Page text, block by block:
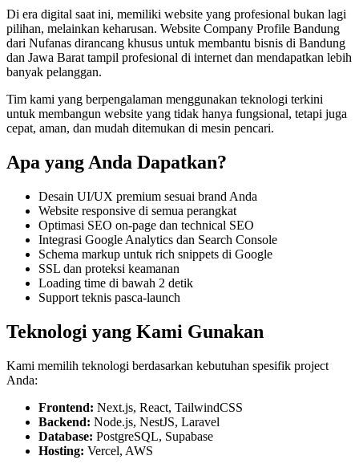
Di era digital saat ini, memiliki website yang profesional bukan lagi
pilihan, melainkan keharusan. Website Company Profile Bandung
dari Nufanas dirancang khusus untuk membantu bisnis di Bandung
dan Jawa Barattampil profesional di internet dan mendapatkan lebih
banyak pelanggan.
Tim kami yang berpengalaman menggunakan teknologi terkini
untuk membangun website yang tidak hanya fungsional, tetapi juga
cepat, aman, dan mudah ditemukan di mesin pencari.
Apa yang Anda Dapatkan?
Desain UI/UX premium sesuai brand Anda
Website responsive di semua perangkat
Optimasi SEO on-page dan technical SEO
Integrasi Google Analytics dan Search Console
Schema markup untuk rich snippets di Google
SSL dan proteksi keamanan
Loading time di bawah 2 detik
Support teknis pasca-launch
Teknologi yang Kami Gunakan
Kami memilih teknologi berdasarkan kebutuhan spesifik project
Anda:
Frontend: Next.js, React, TailwindCSS
Backend: Node.js, NestJS, Laravel
Database: PostgreSQL, Supabase
Hosting: Vercel, AWS